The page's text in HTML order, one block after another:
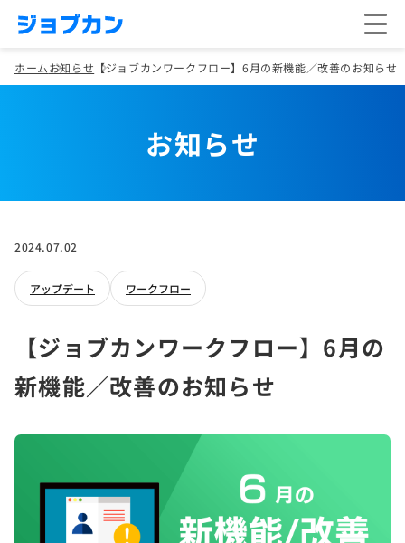
ホームお知らせ 【ジョブカンワークフロー】6月の新機能／改善のお知らせ
お知らせ
2024.07.02
アップデート ワークフロー
【ジョブカンワークフロー】6月の
新機能／改善のお知らせ